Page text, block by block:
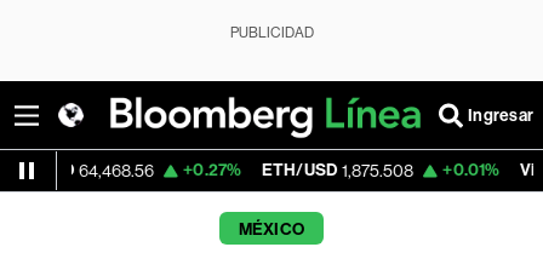
PUBLICIDAD
Ingresar
64,468.56 +0.27% ETH/USD 1,875.508 +0.01% Visa 368.00
MÉXICO